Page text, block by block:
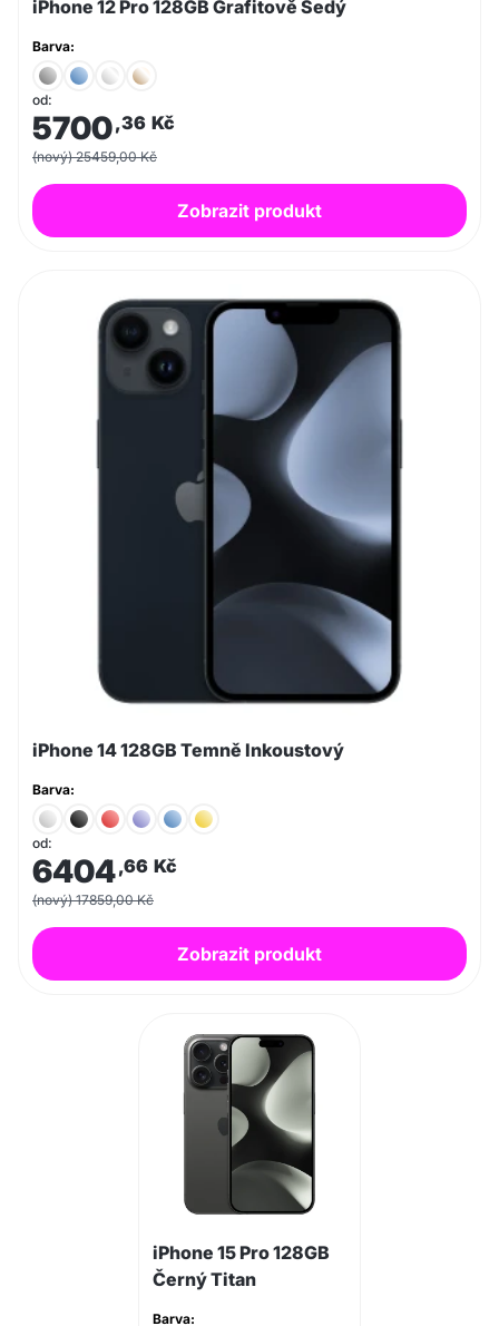
iPhone 12 Pro 128GB Grafitově Šedý
Barva:
od:
5700,36 Kč
(nový) 25459,00 Kč
Zobrazit produkt
iPhone 14 128GB Temně Inkoustový
Barva:
od:
6404,66 Kč
(nový) 17859,00 Kč
Zobrazit produkt
iPhone 15 Pro 128GB
Černý Titan
Barva: